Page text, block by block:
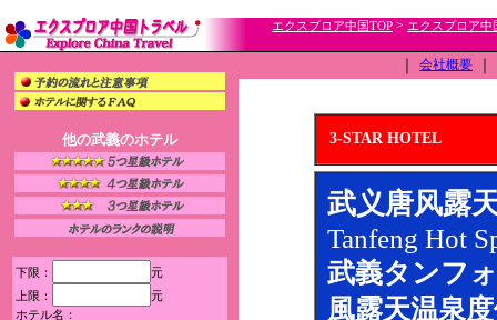
エクスプロア中国TOP > エクスプロア中
他の武義のホテル
下限：
元
上限：
元
ホテル名：
会社概要
3-STAR HOTEL
武义唐风露
Tanfeng Hot
武義タンフ
風露天温泉